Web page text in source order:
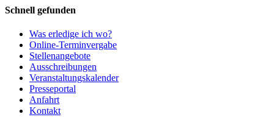
Schnell gefunden
Was erledige ich wo?
Online-Terminvergabe
Stellenangebote
Ausschreibungen
Veranstaltungskalender
Presseportal
Anfahrt
Kontakt